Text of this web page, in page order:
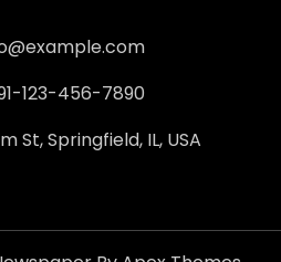
123-456-7890
St, Springfield, IL, USA